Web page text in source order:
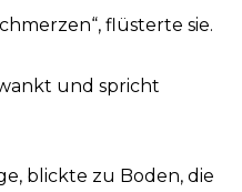
flüsterte sie.
und spricht
blickte zu Boden, die